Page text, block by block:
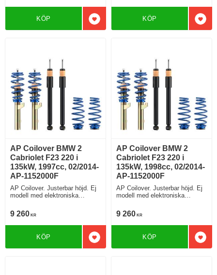
Lägg till i favoriter
KÖP KÖP
AP Coilover BMW 2
Cabriolet F23 220 i
135kW, 1997cc, 02/2014-
AP-1152000F
AP Coilover. Justerbar höjd. Ej
modell med elektroniska
9 260 KR
Lägg till i favoriter
KÖP
AP Coilover BMW 2
Cabriolet F23 220 i
135kW, 1998cc, 02/2014-
AP-1152000F
AP Coilover. Justerbar höjd. Ej
modell med elektroniska
9 260 KR
KÖP